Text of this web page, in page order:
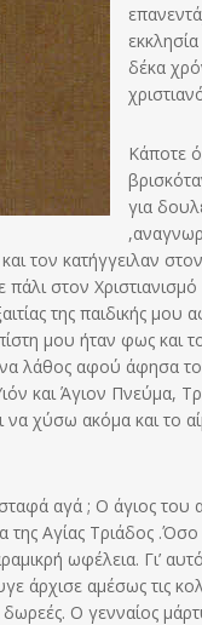
δέκα
Κάποτε
για
τον κατήγγειλαν
στον
της παιδικής μου
μου ήταν φως και
λάθος αφού άφησα
και Άγιον Πνεύμα,
να χύσω ακόμα και το
αγά ; Ο άγιος του
Αγίας Τριάδος .Όσο
ωφέλεια. Γι’
αμέσως τις
Ο γενναίος